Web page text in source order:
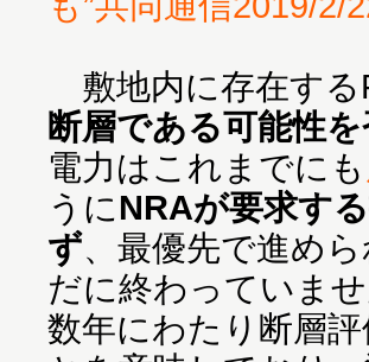
敷地内に存在する
断層である可能性
電力はこれまでにも
うにNRAが要求す
ず、最優先で進め
だに終わっていま
数年にわたり断層